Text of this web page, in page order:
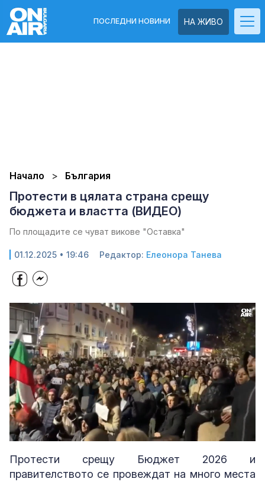
НА ЖИВО
ПОСЛЕДНИ НОВИНИ
Начало България
Протести в цялата страна срещу
бюджета и властта (ВИДЕО)
По площадите се чуват викове "Оставка"
01.12.2025 • 19:46 Редактор: Елеонора Танева
Unmute Loaded:
97.32%
Протести срещу Бюджет 2026 и
правителството се провеждат на много места